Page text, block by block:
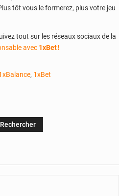
tôt vous le formerez, plus votre jeu
tout sur les réseaux sociaux de la
avec 1xBet !
, 1xBet